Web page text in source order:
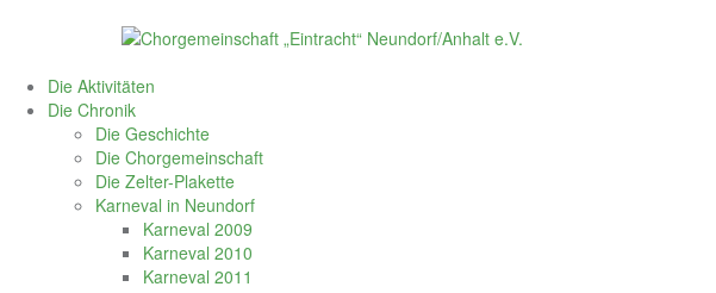
Die Aktivitäten
Die Chronik
Die Geschichte
Die Chorgemeinschaft
Die Zelter-Plakette
Karneval in Neundorf
Karneval 2009
Karneval 2010
Karneval 2011